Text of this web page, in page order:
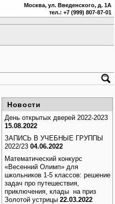
Москва, ул. Введенского, д. 1А
тел.: +7 (999) 807-87-01
Новости
День открытых дверей 2022-2023
15.08.2022
ЗАПИСЬ В УЧЕБНЫЕ ГРУППЫ
2022/23 04.06.2022
Математический конкурс
«Весенний Олимп» для
школьников 1-5 классов: решение
задач про путешествия,
приключения, клады на приз
Золотой устрицы 22.03.2022